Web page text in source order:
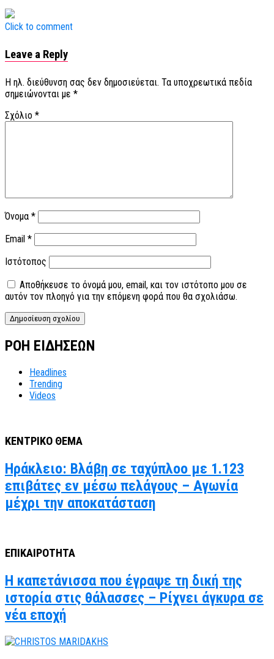
Click to comment
Leave a Reply
Η ηλ. διεύθυνση σας δεν δημοσιεύεται. Τα υποχρεωτικά πεδία
σημειώνονται με *
Σχόλιο *
Όνομα *
Email *
Ιστότοπος
Αποθήκευσε το όνομά μου, email, και τον ιστότοπο μου σε
αυτόν τον πλοηγό για την επόμενη φορά που θα σχολιάσω.
ΡΟΗ ΕΙΔΗΣΕΩΝ
Headlines
Trending
Videos
ΚΕΝΤΡΙΚΟ ΘΕΜΑ
Ηράκλειο: Βλάβη σε ταχύπλοο με 1.123
επιβάτες εν μέσω πελάγους – Αγωνία
μέχρι την αποκατάσταση
ΕΠΙΚΑΙΡΟΤΗΤΑ
Η καπετάνισσα που έγραψε τη δική της
ιστορία στις θάλασσες – Ρίχνει άγκυρα σε
νέα εποχή